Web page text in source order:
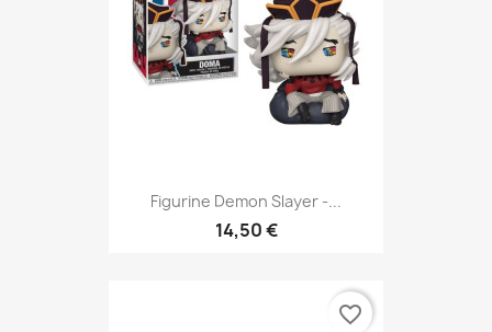
Figurine Demon Slayer -...
14,50 €
favorite_border